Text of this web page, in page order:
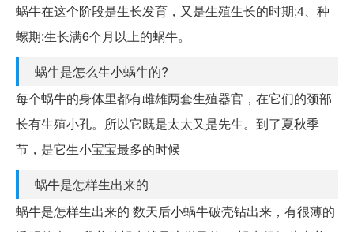
蜗牛在这个阶段是生长发育，又是生殖生长的时期;4、种
螺期:生长满6个月以上的蜗牛。
蜗牛是怎么生小蜗牛的?
每个蜗牛的身体里都有雌雄两套生殖器官，在它们的颈部
长有生殖小孔。所以它既是太太又是先生。到了夏秋季
节，是它生小宝宝最多的时候
蜗牛是怎样生出来的
蜗牛是怎样生出来的 数天后小蜗牛破壳钻出来，有很薄的